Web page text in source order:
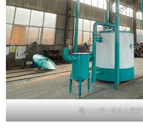
高ハンガー付き木炭炉